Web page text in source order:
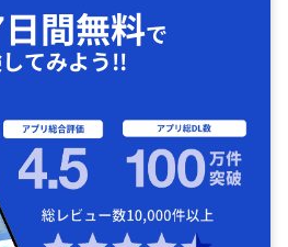
間無料で
てみよう!!